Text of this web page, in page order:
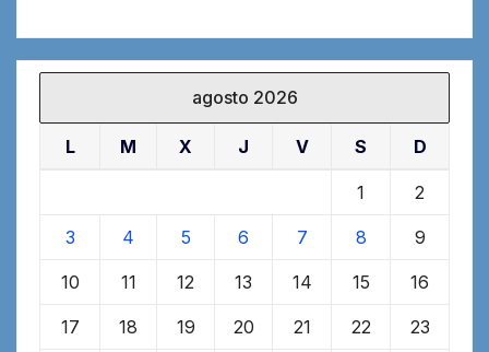
agosto 2026
L M X J V S D
1 2
3 4 5 6 7 8 9
10 11 12 13 14 15 16
17 18 19 20 21 22 23